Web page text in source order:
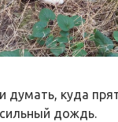
думать, куда
дождь.